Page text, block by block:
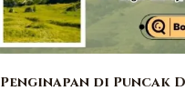
Penginapan di Puncak